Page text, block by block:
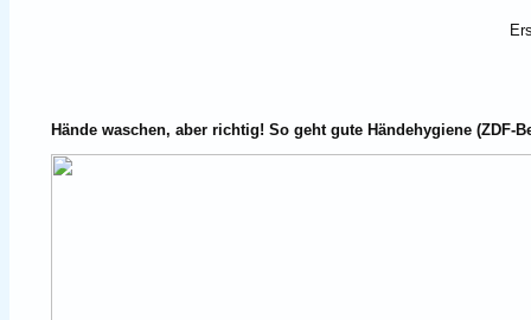
Hände waschen, aber richtig! So geht gute Händehygiene (ZDF-